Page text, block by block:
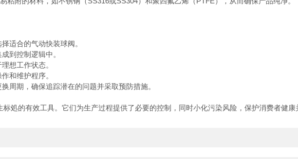
适合的气动快装球阀。
到控制逻辑中。
想工作状态。
和维护程序。
期，确保追踪潜在的问题并采取预防措施。
的有效工具。它们为生产过程提供了必要的控制，同时小化污染风险，保护消费者健康